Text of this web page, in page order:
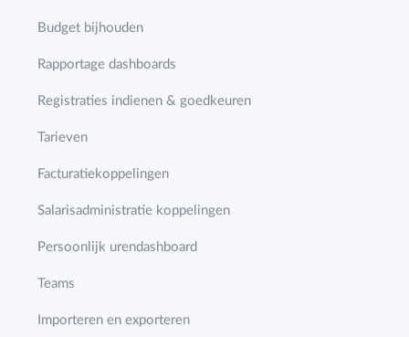
Budget bijhouden
Rapportage dashboards
Registraties indienen & goedkeuren
Tarieven
Facturatiekoppelingen
Salarisadministratie koppelingen
Persoonlijk urendashboard
Teams
Importeren en exporteren